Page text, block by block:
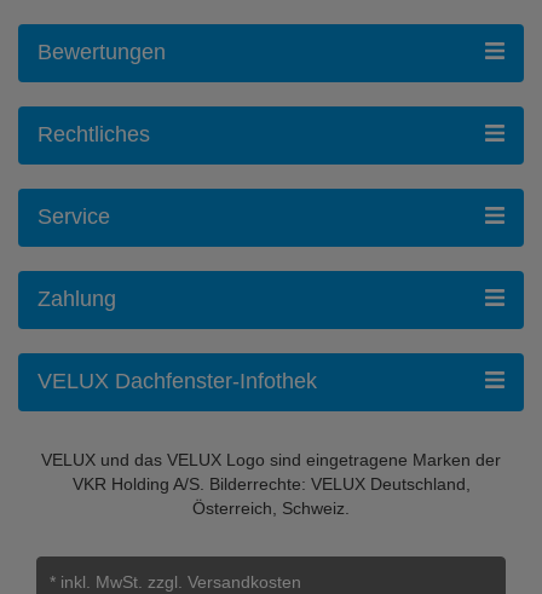
Bewertungen
Rechtliches
Service
Zahlung
VELUX Dachfenster-Infothek
VELUX und das VELUX Logo sind eingetragene Marken der
VKR Holding A/S. Bilderrechte: VELUX Deutschland,
Österreich, Schweiz.
* inkl. MwSt. zzgl. Versandkosten